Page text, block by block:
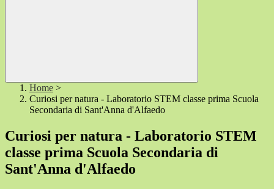
Home >
Curiosi per natura - Laboratorio STEM classe prima Scuola
Secondaria di Sant'Anna d'Alfaedo
Curiosi per natura - Laboratorio STEM
classe prima Scuola Secondaria di
Sant'Anna d'Alfaedo